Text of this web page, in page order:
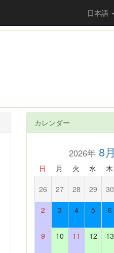
日本語
カレンダー
2026年 8月
日 月 火 水 木
26 27 28 29 30
2 3 4 5 6
9 10 11 12 13